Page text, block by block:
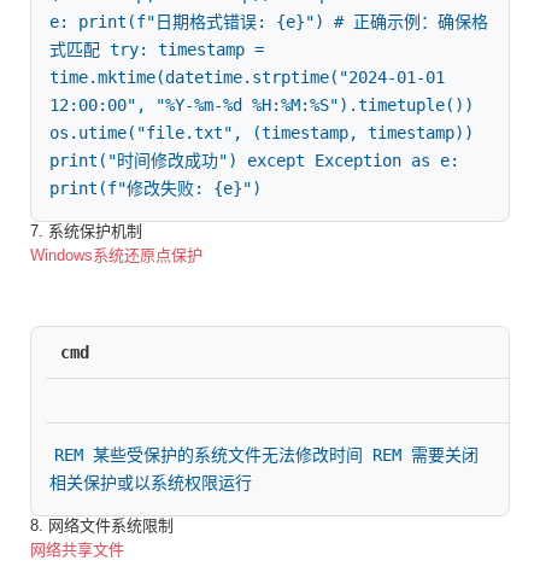
e: print(f"日期格式错误: {e}") # 正确示例：确保格
式匹配 try: timestamp =
time.mktime(datetime.strptime("2024-01-01
12:00:00", "%Y-%m-%d %H:%M:%S").timetuple())
os.utime("file.txt", (timestamp, timestamp))
print("时间修改成功") except Exception as e:
print(f"修改失败: {e}")
7. 系统保护机制
Windows系统还原点保护
cmd
REM 某些受保护的系统文件无法修改时间 REM 需要关闭
相关保护或以系统权限运行
8. 网络文件系统限制
网络共享文件